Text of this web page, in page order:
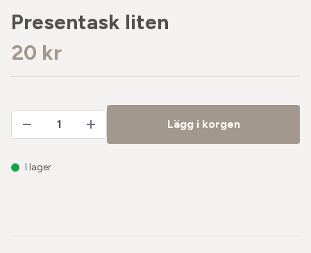
Presentask liten
20 kr
Lägg i korgen
I lager